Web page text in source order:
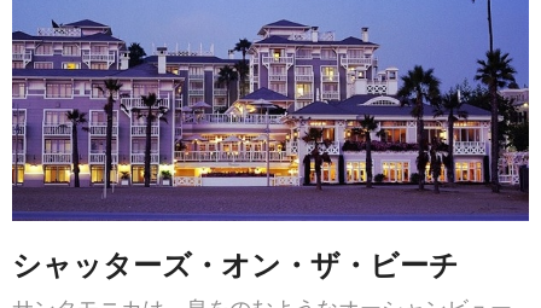
シャッターズ・オン・ザ・ビーチ